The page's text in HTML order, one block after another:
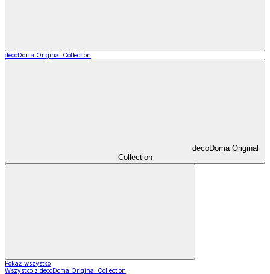
decoDoma Original Collection
decoDoma Original
Collection
Pokaż wszystko
Wszystko z decoDoma Original Collection